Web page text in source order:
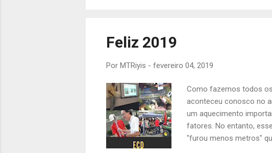
Feliz 2019
Por MTRiyis - fevereiro 04, 2019
Como fazemos todos
aconteceu conosco no
um aquecimento
fatores. No entanto,
"furou menos metros"